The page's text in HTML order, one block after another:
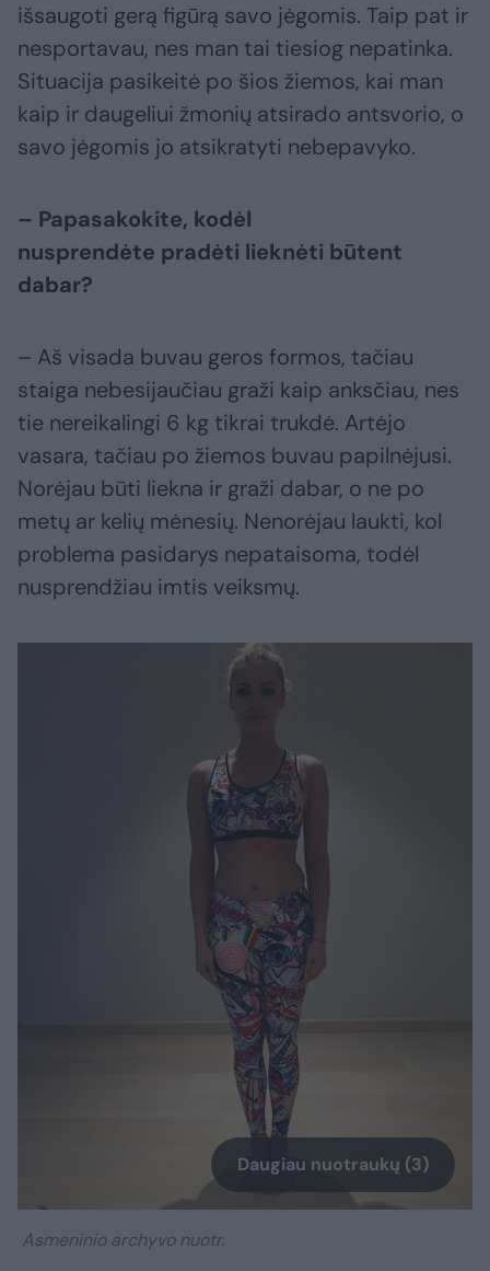
išsaugoti gerą figūrą savo jėgomis. Taip pat ir
nesportavau, nes man tai tiesiog nepatinka.
Situacija pasikeitė po šios žiemos, kai man
kaip ir daugeliui žmonių atsirado antsvorio, o
savo jėgomis jo atsikratyti nebepavyko.
– Papasakokite, kodėl
nusprendėte pradėti lieknėti būtent
dabar?
– Aš visada buvau geros formos, tačiau
staiga nebesijaučiau graži kaip anksčiau, nes
tie nereikalingi 6 kg tikrai trukdė. Artėjo
vasara, tačiau po žiemos buvau papilnėjusi.
Norėjau būti liekna ir graži dabar, o ne po
metų ar kelių mėnesių. Nenorėjau laukti, kol
problema pasidarys nepataisoma, todėl
nusprendžiau imtis veiksmų.
Daugiau nuotraukų (3)
Asmeninio archyvo nuotr.